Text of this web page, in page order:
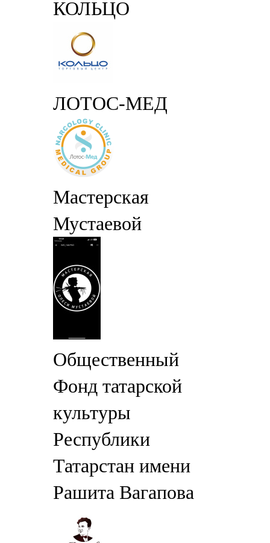
КОЛЬЦО
ЛОТОС-МЕД
Мастерская
Мустаевой
Общественный
Фонд татарской
культуры
Республики
Татарстан имени
Рашита Вагапова